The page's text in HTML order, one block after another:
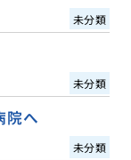
未分類
未分類
院へ
未分類